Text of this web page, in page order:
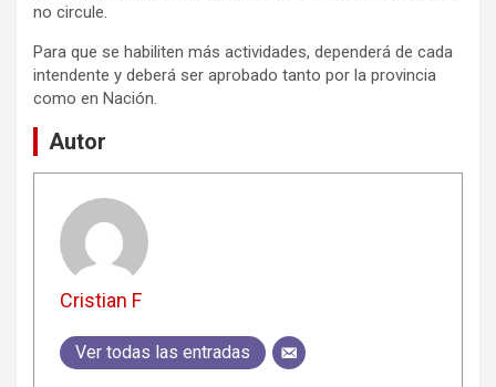
no circule.
Para que se habiliten más actividades, dependerá de cada
intendente y deberá ser aprobado tanto por la provincia
como en Nación.
Autor
Cristian F
Ver todas las entradas